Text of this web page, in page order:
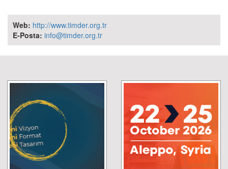
Web: http://www.timder.org.tr
E-Posta: info@timder.org.tr